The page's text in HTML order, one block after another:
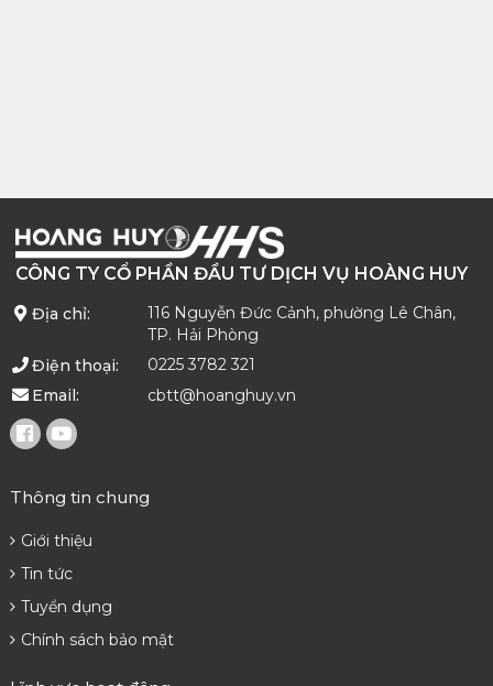
CÔNG TY CỔ PHẦN ĐẦU TƯ DỊCH VỤ HOÀNG HUY
Địa chỉ:
116 Nguyễn Đức Cảnh, phường Lê Chân,
TP. Hải Phòng
Điện thoại:
0225 3782 321
Email:
cbtt@hoanghuy.vn
Thông tin chung
Giới thiệu
Tin tức
Tuyển dụng
Chính sách bảo mật